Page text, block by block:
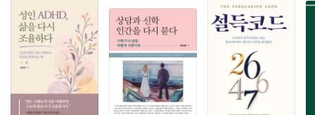
모든 것이 무너지는 듯한 순간이 있다. 이제는 아무것도 할 수 없다는 의식
의 목소리가 강해질 때, 그때가 바로 꿈의 목소리가 필요한 순간이다. 하지
만 꿈을 만나는 건, 여전히 두렵고 어렵다. 꿈은 빛나는 선물도 주지만, 동
시에 나를 좌지우지하는 콤플렉스를 만나는 장소이기 때문이다. 여기서 저
자는 다시 ‘용기’를 강조한다. 꿈이 보여주는 것을 거침없이 분석하고, 그
꿈의 메시지에 따라 현실을 조금씩 바꿔가겠다는 용기 없이는 아무것도 달